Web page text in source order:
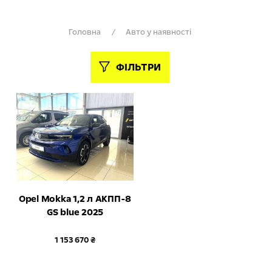
ФІЛЬТРИ
Головна / Авто у наявності
Opel Mokka 1,2 л АКПП-8
GS blue 2025
1 153 670 ₴